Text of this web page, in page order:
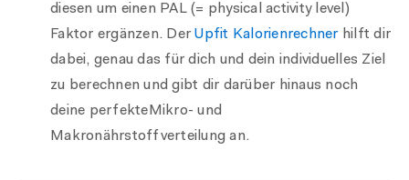
diesen um einen PAL (= physical activity level)
Faktor ergänzen. DerUpfit Kalorienrechnerhilft dir
dabei, genau das für dich und dein individuelles Ziel
zu berechnen und gibt dir darüber hinaus noch
deine perfekteMikro- und
Makronährstoffverteilung an.